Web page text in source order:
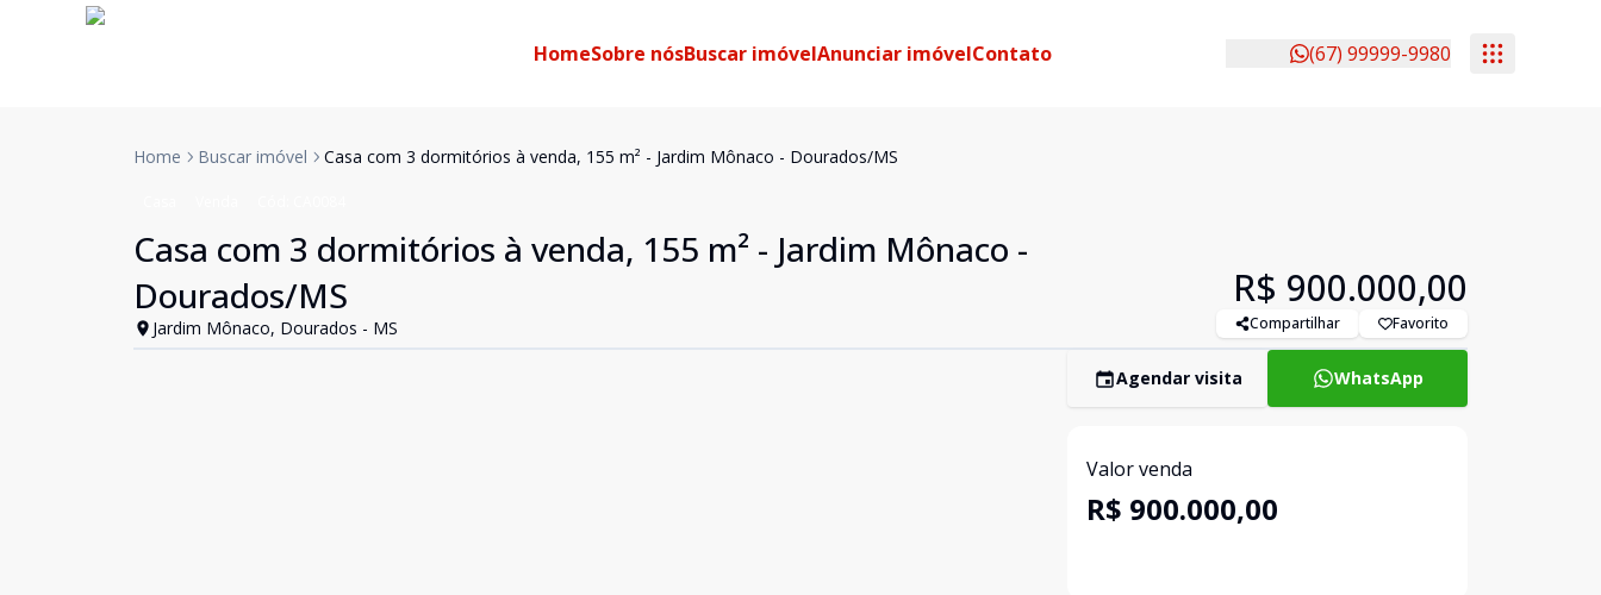
HomeSobre nósBuscar imóvelAnunciar imóvelContato (67) 99999-9980
Home Buscar imóvel Casa com 3 dormitórios à venda, 155 m² - Jardim Mônaco - Dourados/MS
Casa com 3 dormitórios à venda, 155 m² - Jardim Mônaco -
Dourados/MS
Jardim Mônaco, Dourados - MS
R$ 900.000,00
Compartilhar Favorito
Agendar visita WhatsApp
Valor venda
R$ 900.000,00